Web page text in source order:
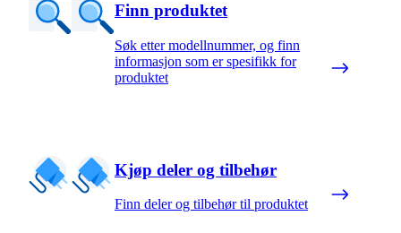
Finn produktet
Søk etter modellnummer, og finn
informasjon som er spesifikk for
produktet
Kjøp deler og tilbehør
Finn deler og tilbehør til produktet